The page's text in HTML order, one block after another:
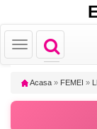
Toggle
navigation
Toggle
navigation
Acasa » FEMEI »